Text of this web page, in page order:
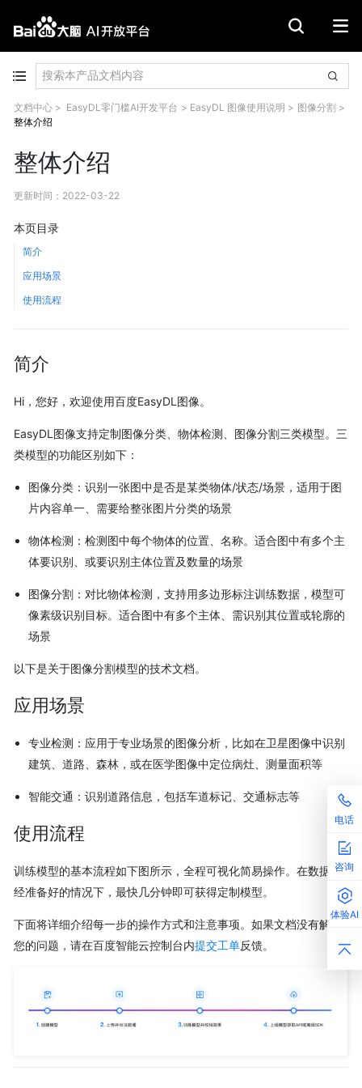
电话
咨询
体验AI
文档中心 > EasyDL零门槛AI开发平台 > EasyDL 图像使用说明 > 图像分割 >
整体介绍
整体介绍
更新时间 ： 2022-03-22
本页目录
简介
应用场景
使用流程
简介
Hi，您好，欢迎使用百度EasyDL图像。
EasyDL图像支持定制图像分类、物体检测、图像分割三类模型。三
类模型的功能区别如下：
图像分类：识别一张图中是否是某类物体/状态/场景，适用于图
片内容单一、需要给整张图片分类的场景
物体检测：检测图中每个物体的位置、名称。适合图中有多个主
体要识别、或要识别主体位置及数量的场景
图像分割：对比物体检测，支持用多边形标注训练数据，模型可
像素级识别目标。适合图中有多个主体、需识别其位置或轮廓的
场景
以下是关于图像分割模型的技术文档。
应用场景
专业检测：应用于专业场景的图像分析，比如在卫星图像中识别
建筑、道路、森林，或在医学图像中定位病灶、测量面积等
智能交通：识别道路信息，包括车道标记、交通标志等
使用流程
训练模型的基本流程如下图所示，全程可视化简易操作。在数据已
经准备好的情况下，最快几分钟即可获得定制模型。
下面将详细介绍每一步的操作方式和注意事项。如果文档没有解决
您的问题，请在百度智能云控制台内提交工单反馈。